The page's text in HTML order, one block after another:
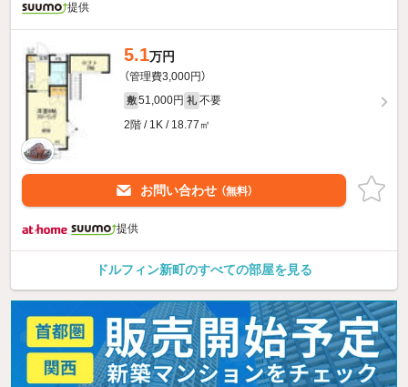
提供
5.1万円
（管理費3,000円）
敷 51,000円 礼 不要
2階 / 1K / 18.77㎡
お問い合わせ （無料）
提供
ドルフィン新町のすべての部屋を見る